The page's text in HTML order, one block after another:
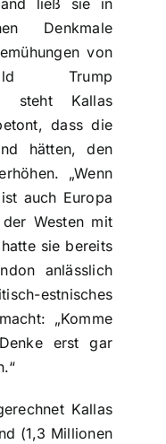
ließ sie in
Denkmale
von
Trump
steht Kallas
dass die
hätten, den
„Wenn
auch Europa
Westen mit
sie bereits
anlässlich
„Komme
erst gar
Kallas
(1,3 Millionen